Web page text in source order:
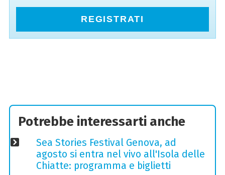
REGISTRATI
Potrebbe interessarti anche
Sea Stories Festival Genova, ad
agosto si entra nel vivo all'Isola delle
Chiatte: programma e biglietti